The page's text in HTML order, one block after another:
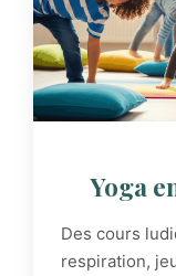
Yoga
Des cours
respiration,